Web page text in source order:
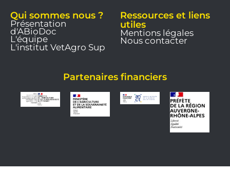
Qui sommes nous ?
Présentation
d'ABioDoc
L'équipe
L'institut VetAgro Sup
Ressources et liens
utiles
Mentions légales
Nous contacter
Partenaires financiers